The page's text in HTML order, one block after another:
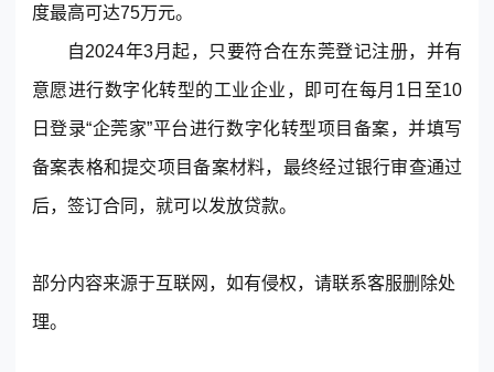
度最高可达75万元。
自2024年3月起，只要符合在东莞登记注册，并有
意愿进行数字化转型的工业企业，即可在每月1日至10
日登录“企莞家”平台进行数字化转型项目备案，并填写
备案表格和提交项目备案材料，最终经过银行审查通过
后，签订合同，就可以发放贷款。
部分内容来源于互联网，如有侵权，请联系客服删除处
理。